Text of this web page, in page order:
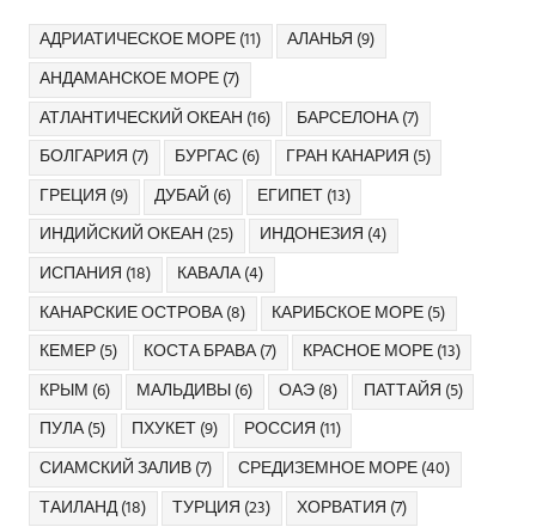
АДРИАТИЧЕСКОЕ МОРЕ(11) АЛАНЬЯ (9)
АНДАМАНСКОЕ МОРЕ(7)
АТЛАНТИЧЕСКИЙ ОКЕАН (16) БАРСЕЛОНА(7)
БОЛГАРИЯ (7) БУРГАС(6) ГРАН КАНАРИЯ (5)
ГРЕЦИЯ (9) ДУБАЙ (6) ЕГИПЕТ(13)
ИНДИЙСКИЙ ОКЕАН (25) ИНДОНЕЗИЯ (4)
ИСПАНИЯ (18) КАВАЛА(4)
КАНАРСКИЕ ОСТРОВА(8) КАРИБСКОЕ МОРЕ(5)
КЕМЕР(5) КОСТА БРАВА(7) КРАСНОЕ МОРЕ(13)
КРЫМ (6) МАЛЬДИВЫ(6) ОАЭ(8) ПАТТАЙЯ (5)
ПУЛА(5) ПХУКЕТ(9) РОССИЯ (11)
СИАМСКИЙ ЗАЛИВ(7) СРЕДИЗЕМНОЕ МОРЕ(40)
ТАИЛАНД(18) ТУРЦИЯ (23) ХОРВАТИЯ (7)